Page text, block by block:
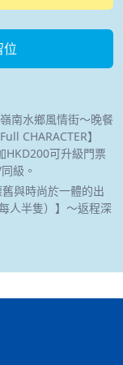
位
南水鄉風情街～晚餐
CHARACTER】
HKD200可升級門票
級。
與時尚於一體的出
人半隻）】～返程深